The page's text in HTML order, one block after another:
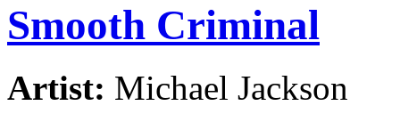
Smooth Criminal
Artist: Michael Jackson